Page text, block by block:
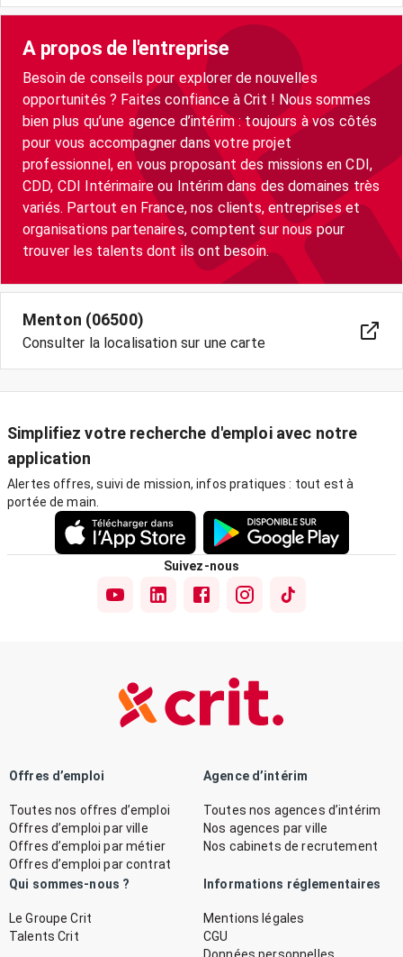
A propos de l'entreprise
Besoin de conseils pour explorer de nouvelles
opportunités ? Faites confiance à Crit ! Nous sommes
bien plus qu’une agence d’intérim : toujours à vos côtés
pour vous accompagner dans votre projet
professionnel, en vous proposant des missions en CDI,
CDD, CDI Intérimaire ou Intérim dans des domaines très
variés. Partout en France, nos clients, entreprises et
organisations partenaires, comptent sur nous pour
trouver les talents dont ils ont besoin.
Menton (06500)
Consulter la localisation sur une carte
Simplifiez votre recherche d'emploi avec notre
application
Alertes offres, suivi de mission, infos pratiques : tout est à
portée de main.
Suivez-nous
Offres d’emploi
Toutes nos offres d’emploi
Offres d’emploi par ville
Offres d’emploi par métier
Offres d’emploi par contrat
Agence d’intérim
Toutes nos agences d’intérim
Nos agences par ville
Nos cabinets de recrutement
Qui sommes-nous ?
Le Groupe Crit
Talents Crit
Informations réglementaires
Mentions légales
CGU